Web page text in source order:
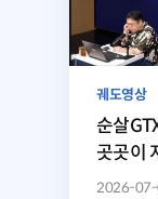
궤도영상
순살
곳곳이
2026-